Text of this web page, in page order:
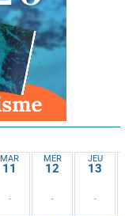
MAR
11
-
MER
12
-
JEU
13
-